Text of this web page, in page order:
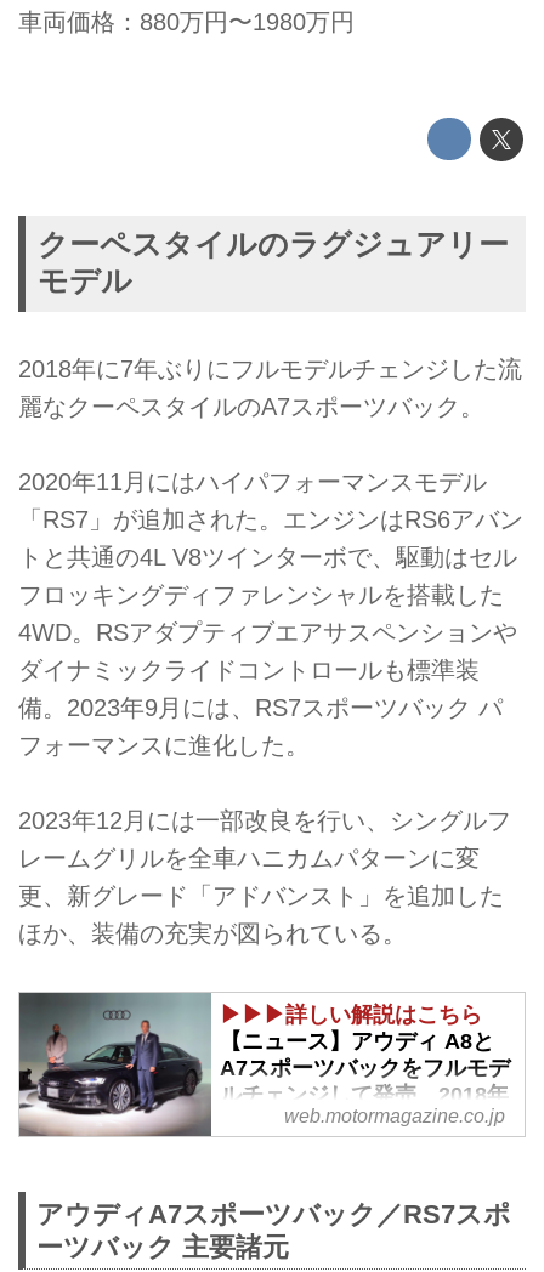
車両価格：880万円〜1980万円
クーペスタイルのラグジュアリー
モデル
2018年に7年ぶりにフルモデルチェンジした流
麗なクーペスタイルのA7スポーツバック。
2020年11月にはハイパフォーマンスモデル
「RS7」が追加された。エンジンはRS6アバン
トと共通の4L V8ツインターボで、駆動はセル
フロッキングディファレンシャルを搭載した
4WD。RSアダプティブエアサスペンションや
ダイナミックライドコントロールも標準装
備。2023年9月には、RS7スポーツバック パ
フォーマンスに進化した。
2023年12月には一部改良を行い、シングルフ
レームグリルを全車ハニカムパターンに変
更、新グレード「アドバンスト」を追加した
ほか、装備の充実が図られている。
▶▶▶詳しい解説はこちら
【ニュース】アウディ A8と
A7スポーツバックをフルモデ
ルチェンジして発売 2018年
9月5日 - Webモーターマガジ
シップセダンのA8と、プレミア
ム4ドアクーペのA7スポーツバッ
web.motormagazine.co.jp
アウディA7スポーツバック／RS7スポ
ーツバック 主要諸元